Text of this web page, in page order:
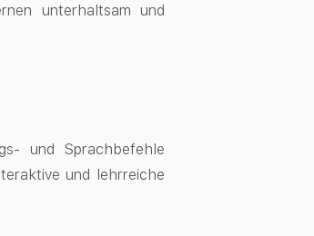
unterhaltsam und
und Sprachbefehle
und lehrreiche